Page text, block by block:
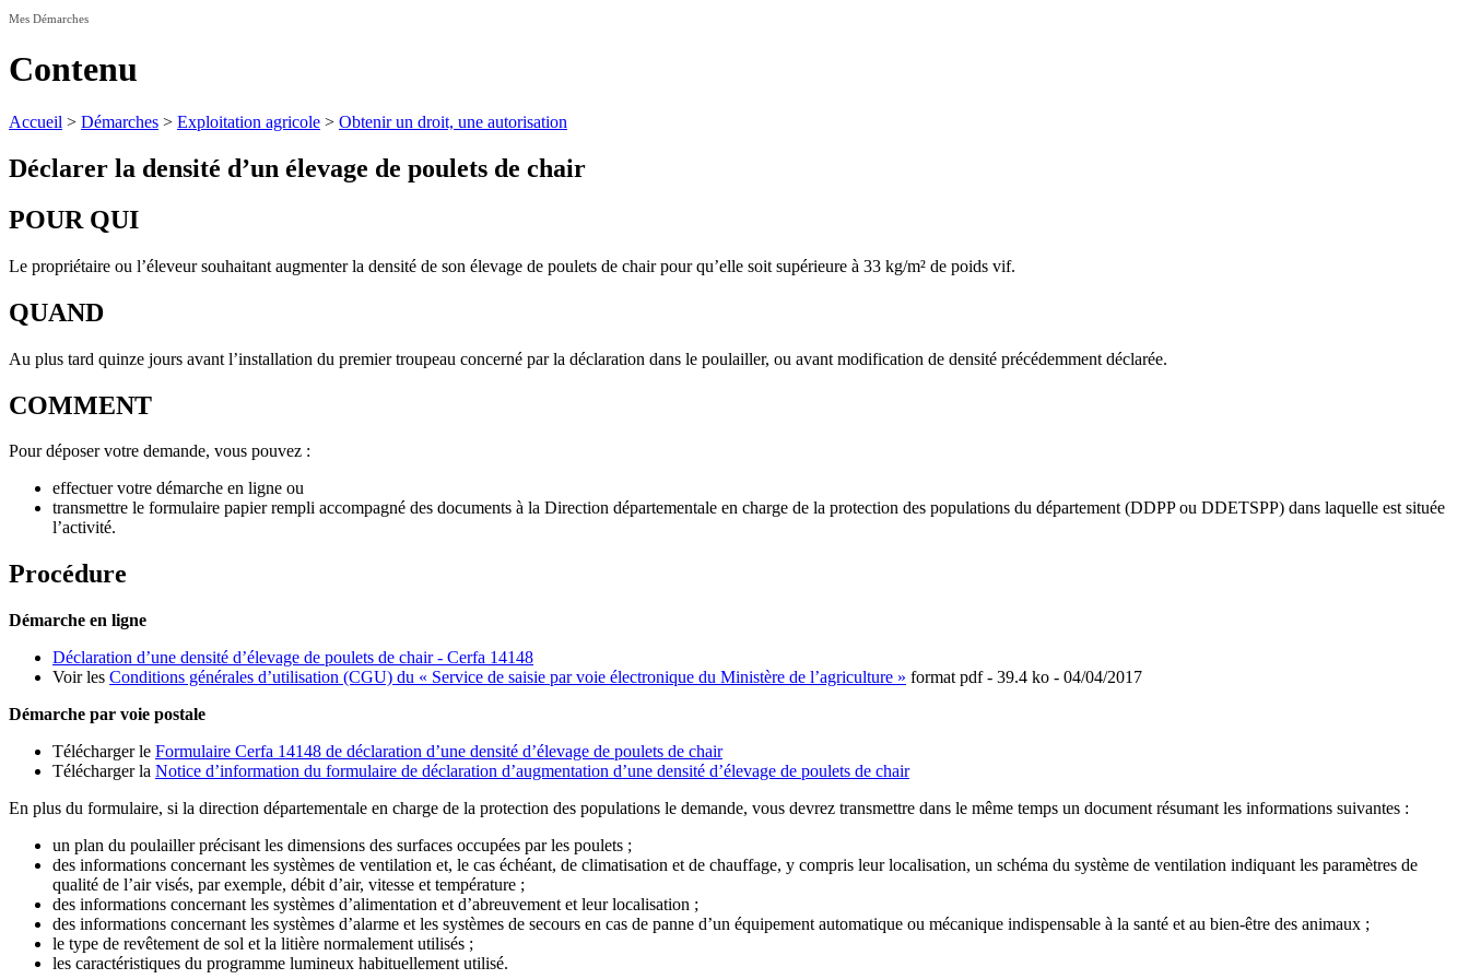
Mes Démarches
Contenu
Accueil > Démarches > Exploitation agricole > Obtenir un droit, une autorisation
Déclarer la densité d’un élevage de poulets de chair
POUR QUI
Le propriétaire ou l’éleveur souhaitant augmenter la densité de son élevage de poulets de chair pour qu’elle soit supérieure à 33 kg/m² de poids vif.
QUAND
Au plus tard quinze jours avant l’installation du premier troupeau concerné par la déclaration dans le poulailler, ou avant modification de densité précédemment déclarée.
COMMENT
Pour déposer votre demande, vous pouvez :
effectuer votre démarche en ligne ou
transmettre le formulaire papier rempli accompagné des documents à la Direction départementale en charge de la protection des populations du département (DDPP ou DDETSPP) dans laquelle est située
l’activité.
Procédure
Démarche en ligne
Déclaration d’une densité d’élevage de poulets de chair - Cerfa 14148
Voir les Conditions générales d’utilisation (CGU) du « Service de saisie par voie électronique du Ministère de l’agriculture » format pdf- 39.4 ko - 04/04/2017
Démarche par voie postale
Télécharger le Formulaire Cerfa 14148 de déclaration d’une densité d’élevage de poulets de chair
Télécharger la Notice d’information du formulaire de déclaration d’augmentation d’une densité d’élevage de poulets de chair
En plus du formulaire, si la direction départementale en charge de la protection des populations le demande, vous devrez transmettre dans le même temps un document résumant les informations suivantes :
un plan du poulailler précisant les dimensions des surfaces occupées par les poulets ;
des informations concernant les systèmes de ventilation et, le cas échéant, de climatisation et de chauffage, y compris leur localisation, un schéma du système de ventilation indiquant les paramètres de
qualité de l’air visés, par exemple, débit d’air, vitesse et température ;
des informations concernant les systèmes d’alimentation et d’abreuvement et leur localisation ;
des informations concernant les systèmes d’alarme et les systèmes de secours en cas de panne d’un équipement automatique ou mécanique indispensable à la santé et au bien-être des animaux ;
le type de revêtement de sol et la litière normalement utilisés ;
les caractéristiques du programme lumineux habituellement utilisé.